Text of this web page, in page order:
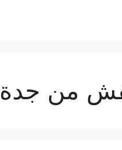
من جدة